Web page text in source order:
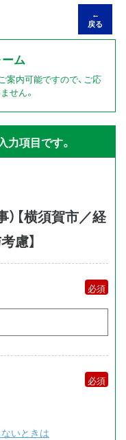
←
戻る
ム
案内可能ですので、ご応
せん。
力項目です。
【横須賀市／経
慮】
いときは